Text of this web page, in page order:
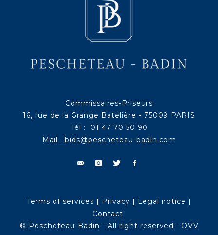
Commissaires-Priseurs
16, rue de la Grange Batelière - 75009 PARIS
Tél : 01 47 70 50 90
Mail : bids@pescheteau-badin.com
Terms of services | Privacy | Legal notice |
Contact
© Pescheteau-Badin - All right reserved - OVV